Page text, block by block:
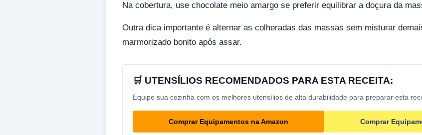
Na cobertura, use chocolate meio amargo se preferir equilibrar a doçura da
Outra dica importante é alternar as colheradas das massas sem misturar
marmorizado bonito após assar.
🛒 UTENSÍLIOS RECOMENDADOS PARA ESTA RECEITA:
Equipe sua cozinha com os melhores utensílios de alta durabilidade para preparar esta
Comprar Equipamentos na Amazon Comprar